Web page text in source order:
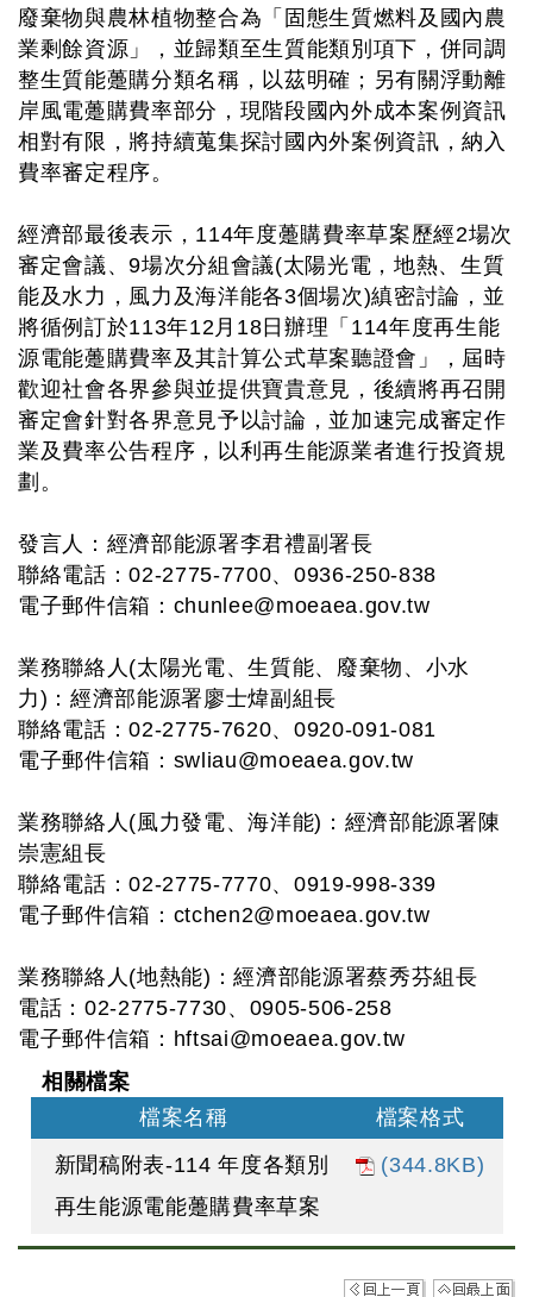
廢棄物與農林植物整合為「固態生質燃料及國內農
業剩餘資源」，並歸類至生質能類別項下，併同調
整生質能躉購分類名稱，以茲明確；另有關浮動離
岸風電躉購費率部分，現階段國內外成本案例資訊
相對有限，將持續蒐集探討國內外案例資訊，納入
費率審定程序。
經濟部最後表示，114年度躉購費率草案歷經2場次
審定會議、9場次分組會議(太陽光電，地熱、生質
能及水力，風力及海洋能各3個場次)縝密討論，並
將循例訂於113年12月18日辦理「114年度再生能
源電能躉購費率及其計算公式草案聽證會」，屆時
歡迎社會各界參與並提供寶貴意見，後續將再召開
審定會針對各界意見予以討論，並加速完成審定作
業及費率公告程序，以利再生能源業者進行投資規
劃。
發言人：經濟部能源署李君禮副署長
聯絡電話：02-2775-7700、0936-250-838
電子郵件信箱： chunlee@moeaea.gov.tw
業務聯絡人(太陽光電、生質能、廢棄物、小水
力)：經濟部能源署廖士煒副組長
聯絡電話：02-2775-7620、0920-091-081
電子郵件信箱： swliau@moeaea.gov.tw
業務聯絡人(風力發電、海洋能)：經濟部能源署陳
崇憲組長
聯絡電話：02-2775-7770、0919-998-339
電子郵件信箱： ctchen2@moeaea.gov.tw
業務聯絡人(地熱能)：經濟部能源署蔡秀芬組長
電話：02-2775-7730、0905-506-258
電子郵件信箱： hftsai@moeaea.gov.tw
相關檔案
檔案名稱
檔案格式
新聞稿附表-114 年度各類別
再生能源電能躉購費率草案
(344.8KB)